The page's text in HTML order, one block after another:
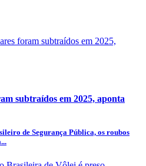
subtraídos em 2025, aponta
de Segurança Pública, os roubos